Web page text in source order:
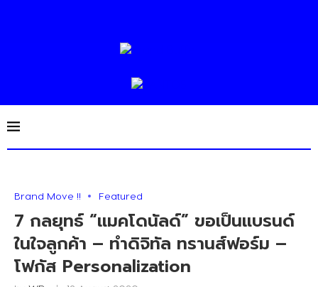
Brand Move !! Featured
7 กลยุทธ์ “แมคโดนัลด์” ขอเป็นแบรนด์
ในใจลูกค้า – ทำดิจิทัล ทรานส์ฟอร์ม –
โฟกัส Personalization